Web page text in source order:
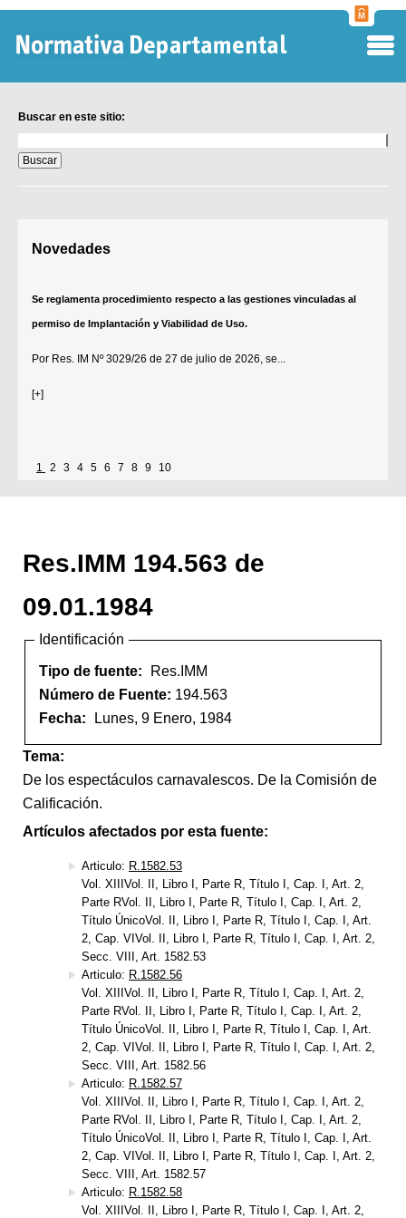
Buscar en este sitio:
en
este
sitio:
Novedades
Se reglamenta procedimiento respecto a las gestiones vinculadas al
permiso de Implantación y Viabilidad de Uso.
Por Res. IM Nº 3029/26 de 27 de julio de 2026, se...
[+]
1 2 3 4 5 6 7 8 9 10
Res.IMM 194.563 de
09.01.1984
Identificación
Tipo de fuente:
Res.IMM
Número de Fuente: 194.563
Fecha:
Lunes, 9 Enero, 1984
Tema:
De los espectáculos carnavalescos. De la Comisión de
Calificación.
Artículos afectados por esta fuente:
Articulo: R.1582.53
Vol. XIIIVol. II, Libro I, Parte R, Título I, Cap. I, Art. 2,
Parte RVol. II, Libro I, Parte R, Título I, Cap. I, Art. 2,
Título ÚnicoVol. II, Libro I, Parte R, Título I, Cap. I, Art.
2, Cap. VIVol. II, Libro I, Parte R, Título I, Cap. I, Art. 2,
Secc. VIII, Art. 1582.53
Articulo: R.1582.56
Vol. XIIIVol. II, Libro I, Parte R, Título I, Cap. I, Art. 2,
Parte RVol. II, Libro I, Parte R, Título I, Cap. I, Art. 2,
Título ÚnicoVol. II, Libro I, Parte R, Título I, Cap. I, Art.
2, Cap. VIVol. II, Libro I, Parte R, Título I, Cap. I, Art. 2,
Secc. VIII, Art. 1582.56
Articulo: R.1582.57
Vol. XIIIVol. II, Libro I, Parte R, Título I, Cap. I, Art. 2,
Parte RVol. II, Libro I, Parte R, Título I, Cap. I, Art. 2,
Título ÚnicoVol. II, Libro I, Parte R, Título I, Cap. I, Art.
2, Cap. VIVol. II, Libro I, Parte R, Título I, Cap. I, Art. 2,
Secc. VIII, Art. 1582.57
Articulo: R.1582.58
Vol. XIIIVol. II, Libro I, Parte R, Título I, Cap. I, Art. 2,